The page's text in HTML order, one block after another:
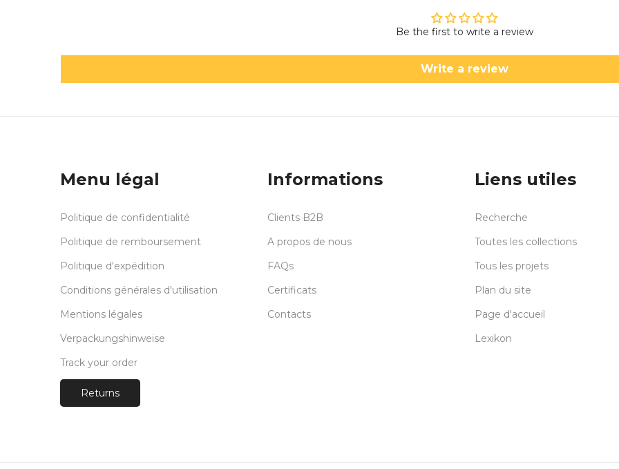
Be the first to write a review
Write a review
Menu légal
Politique de confidentialité
Politique de remboursement
Politique d'expédition
Conditions générales d'utilisation
Mentions légales
Verpackungshinweise
Track your order
Returns
Informations
Clients B2B
A propos de nous
FAQs
Certificats
Contacts
Liens utiles
Recherche
Toutes les collections
Tous les projets
Plan du site
Page d'accueil
Lexikon